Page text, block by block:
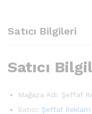
Satıcı Bilgileri
Satıcı
Mağaza Adı: Şeffaf
Satıcı: Şeffaf Reklam